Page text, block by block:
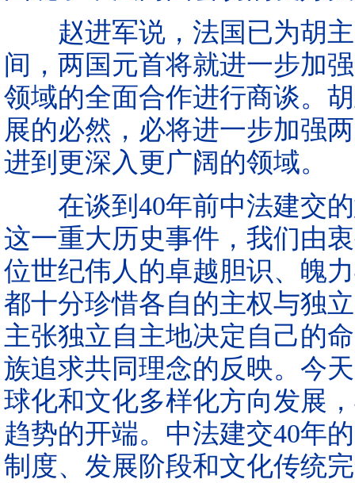
赵进军说，法国已为胡主
间，两国元首将就进一步加
领域的全面合作进行商谈。
展的必然，必将进一步加强
进到更深入更广阔的领域。
在谈到40年前中法建交的
这一重大历史事件，我们由
位世纪伟人的卓越胆识、魄
都十分珍惜各自的主权与独
主张独立自主地决定自己的
族追求共同理念的反映。今
球化和文化多样化方向发展
趋势的开端。中法建交40年
制度、发展阶段和文化传统